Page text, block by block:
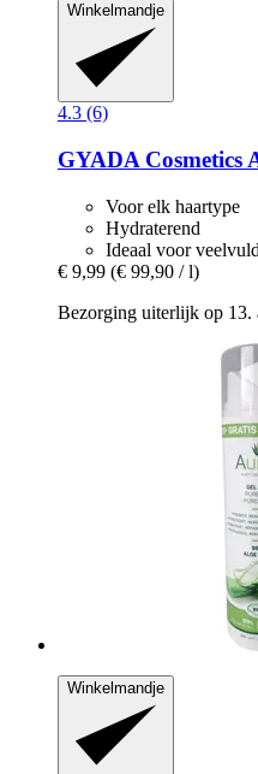
Winkelmandje
4.3 (6)
GYADA Cosmetics
Voor elk haartype
Hydraterend
Ideaal voor
€ 9,99 (€ 99,90 / l)
Bezorging uiterlijk op 13.
Winkelmandje